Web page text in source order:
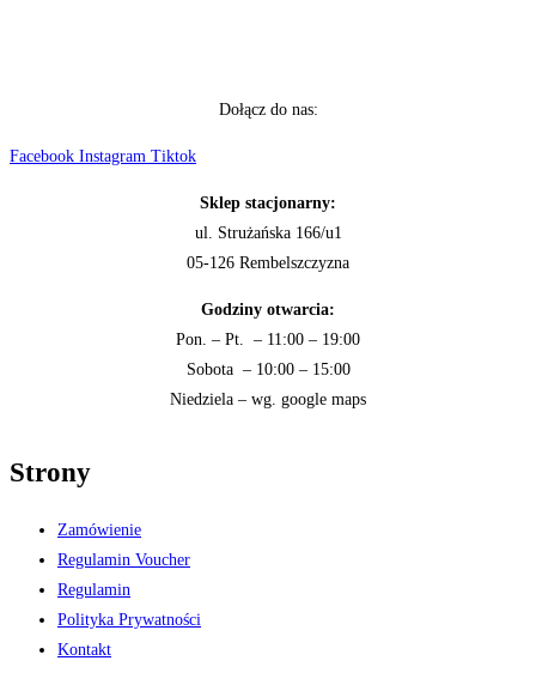
Dołącz do nas:
Facebook Instagram Tiktok
Sklep stacjonarny:
ul. Strużańska 166/u1
05-126 Rembelszczyzna
Godziny otwarcia:
Pon. – Pt. – 11:00 – 19:00
Sobota – 10:00 – 15:00
Niedziela – wg. google maps
Strony
Zamówienie
Regulamin Voucher
Regulamin
Polityka Prywatności
Kontakt